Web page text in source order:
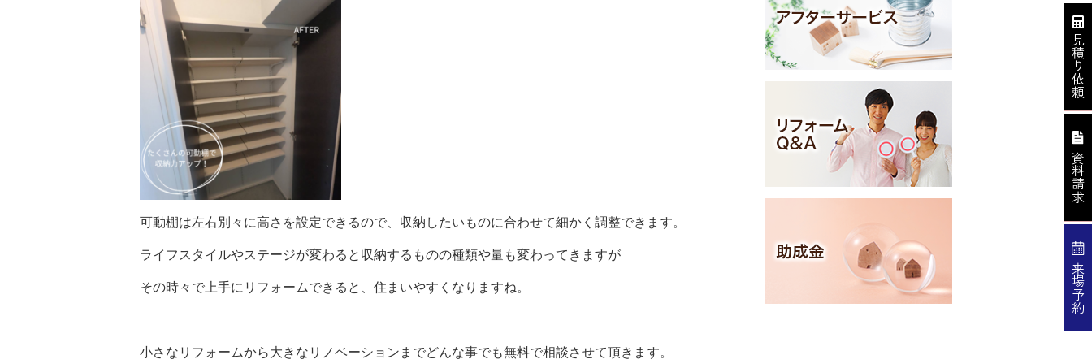
可動棚は左右別々に高さを設定できるので、収納したいものに合わせて細かく調整できます。
ライフスタイルやステージが変わると収納するものの種類や量も変わってきますが
その時々で上手にリフォームできると、住まいやすくなりますね。
小さなリフォームから大きなリノベーションまでどんな事でも無料で相談させて頂きます。
見積り依頼
資料請求
来場予約